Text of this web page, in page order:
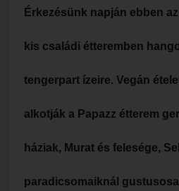
Érkezésünk napján ebben
kis családi étteremben
tengerpart ízeire. Vegán
alkotják a Papazz étterem
háziak, Murat és felesége,
paradicsomaiknál